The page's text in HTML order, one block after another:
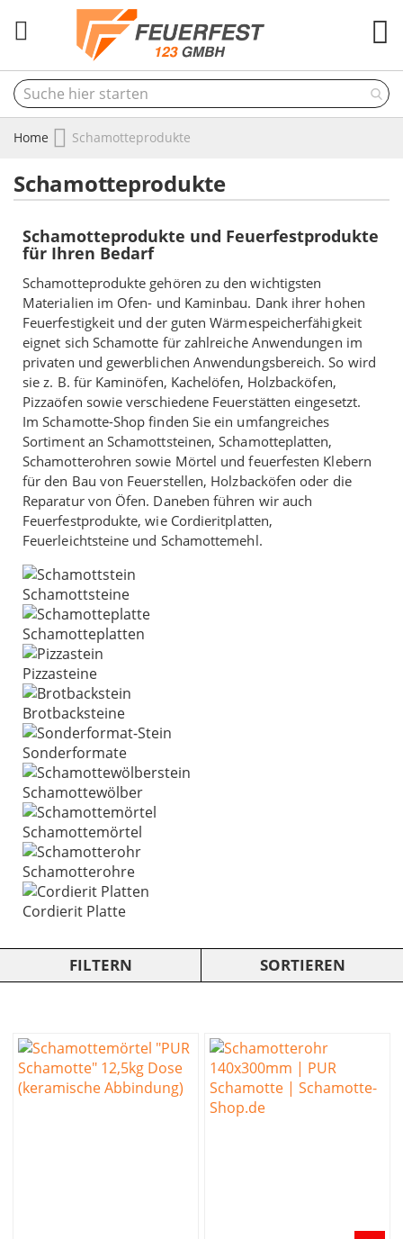
Home Schamotteprodukte
Schamotteprodukte
Schamotteprodukte und Feuerfestprodukte
für Ihren Bedarf
Schamotteprodukte gehören zu den wichtigsten
Materialien im Ofen- und Kaminbau. Dank ihrer hohen
Feuerfestigkeit und der guten Wärmespeicherfähigkeit
eignet sich Schamotte für zahlreiche Anwendungen im
privaten und gewerblichen Anwendungsbereich. So wird
sie z. B. für Kaminöfen, Kachelöfen, Holzbacköfen,
Pizzaöfen sowie verschiedene Feuerstätten eingesetzt.
Im Schamotte-Shop finden Sie ein umfangreiches
Sortiment an Schamottsteinen, Schamotteplatten,
Schamotterohren sowie Mörtel und feuerfesten Klebern
für den Bau von Feuerstellen, Holzbacköfen oder die
Reparatur von Öfen. Daneben führen wir auch
Feuerfestprodukte, wie Cordieritplatten,
Feuerleichtsteine und Schamottemehl.
Schamottsteine
Schamotteplatten
Pizzasteine
Brotbacksteine
Sonderformate
Schamottewölber
Schamottemörtel
Schamotterohre
Cordierit Platte
FILTERN SORTIEREN